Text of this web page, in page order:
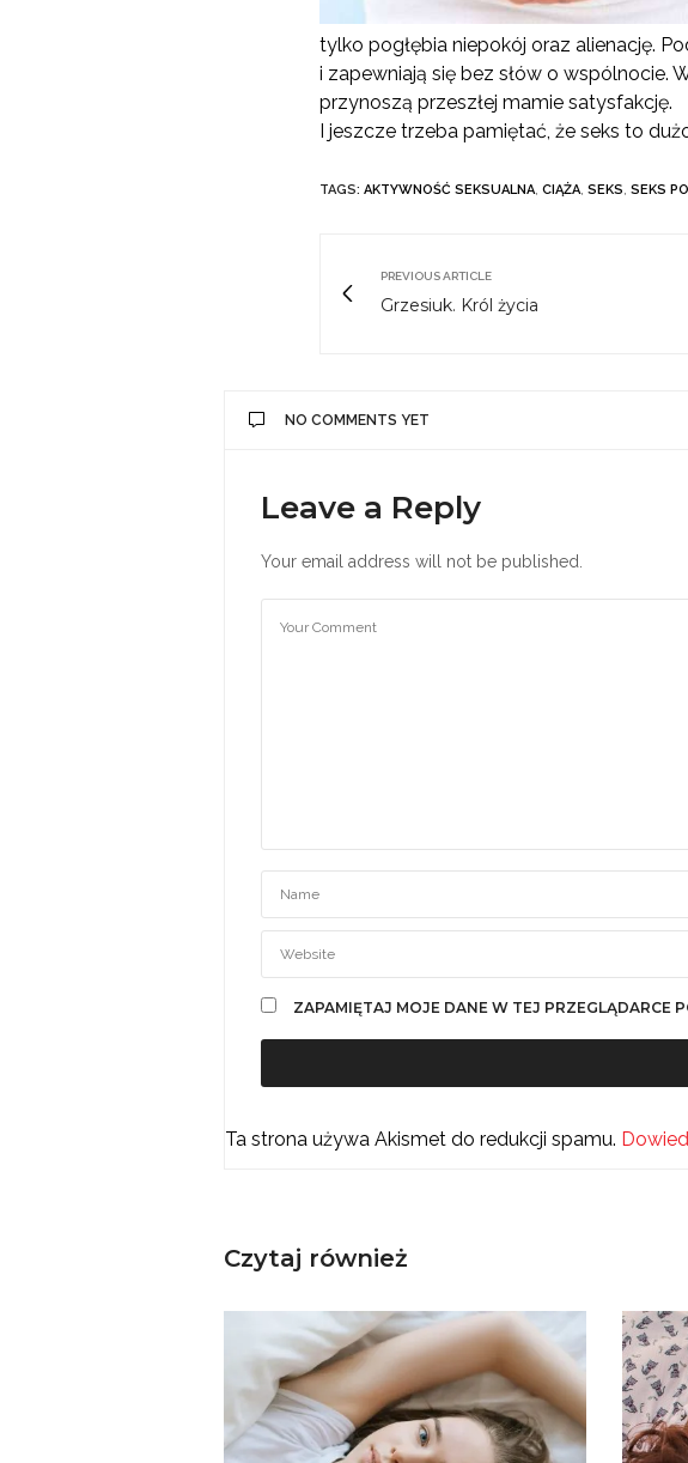
tylko pogłębia niepokój oraz alienację.
i zapewniają się bez słów o wspólnocie.
przynoszą przeszłej mamie satysfakcję.
I jeszcze trzeba pamiętać, że seks to
TAGS: AKTYWNOŚĆ SEKSUALNA CIĄŻA SEKS SEKS
PREVIOUS ARTICLE
Grzesiuk. Król życia
NO COMMENTS YET
Leave a Reply
Your email address will not be published.
ZAPAMIĘTAJ MOJE DANE W TEJ PRZEGLĄDARCE
Ta strona używa Akismet do redukcji spamu.
Czytaj również